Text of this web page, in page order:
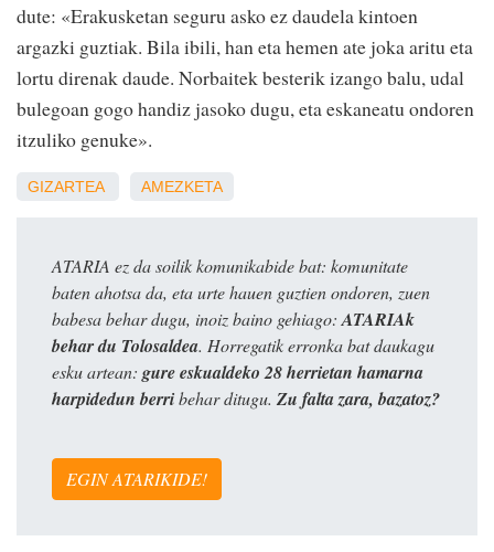
dute: «Erakusketan seguru asko ez daudela kintoen
argazki guztiak. Bila ibili, han eta hemen ate joka aritu eta
lortu direnak daude. Norbaitek besterik izango balu, udal
bulegoan gogo handiz jasoko dugu, eta eskaneatu ondoren
itzuliko genuke».
GIZARTEA AMEZKETA
ATARIA ez da soilik komunikabide bat: komunitate
baten ahotsa da, eta urte hauen guztien ondoren, zuen
babesa behar dugu, inoiz baino gehiago:ATARIAk
behar du Tolosaldea. Horregatik erronka bat daukagu
esku artean: gure eskualdeko 28 herrietan hamarna
harpidedun berribehar ditugu. Zu falta zara, bazatoz?
EGIN ATARIKIDE!